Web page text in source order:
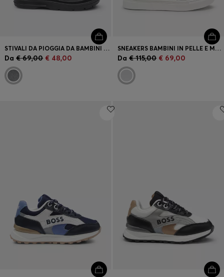
STIVALI DA PIOGGIA DA BAMBINI CON TARGHETTA CON LOGO DI GOMMA
Da € 69,00 € 48,00
SNEAKERS BAMBINI IN PELLE E MESH
Da € 115,00 € 69,00